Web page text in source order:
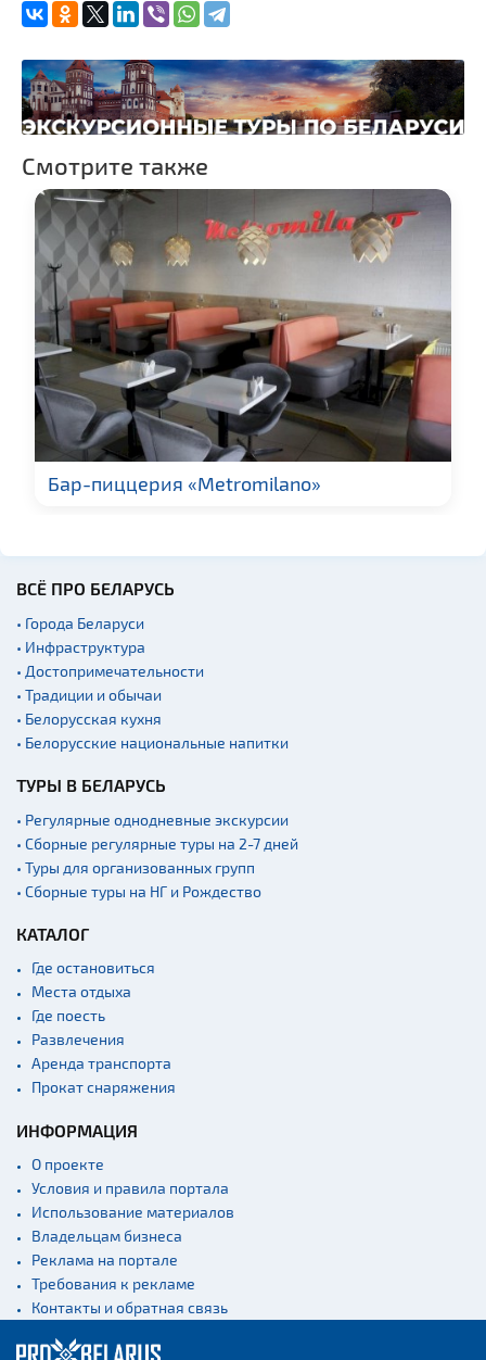
Смотрите также
Бар-пиццерия «Metromilano»
ВСЁ ПРО БЕЛАРУСЬ
• Города Беларуси
• Инфраструктура
• Достопримечательности
• Традиции и обычаи
• Белорусская кухня
• Белорусские национальные напитки
ТУРЫ В БЕЛАРУСЬ
• Регулярные однодневные экскурсии
• Сборные регулярные туры на 2-7 дней
• Туры для организованных групп
• Сборные туры на НГ и Рождество
КАТАЛОГ
Где остановиться
Места отдыха
Где поесть
Развлечения
Аренда транспорта
Прокат снаряжения
ИНФОРМАЦИЯ
О проекте
Условия и правила портала
Использование материалов
Владельцам бизнеса
Реклама на портале
Требования к рекламе
Контакты и обратная связь